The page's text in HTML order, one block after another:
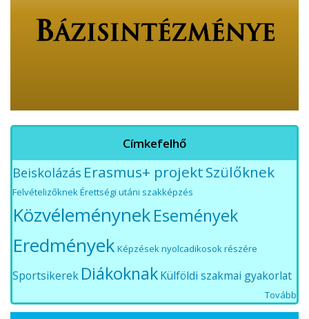
Címkefelhő
Beiskolázás Erasmus+ projektSzülőknek
FelvételizőknekÉrettségi utáni szakképzés
KözvéleménynekEsemények
Eredmények Képzések nyolcadikosok részére
Sportsikerek DiákoknakKülföldi szakmai gyakorlat
Tovább